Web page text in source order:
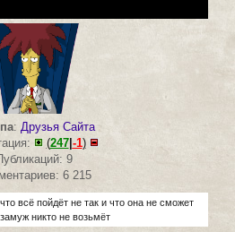
: Друзья Сайта
(247| -1)
9
6 215
всё пойдёт не так и что она не сможет
никто не возьмёт